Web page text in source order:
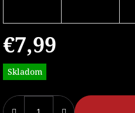
€7,99
Jednotková
cena:
Skladom